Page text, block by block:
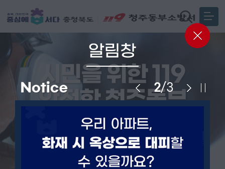
2/3
시민을 위한 119
안전한 청주동부
청주동부소방서는 항상 여러분 곁에 있습니다.
충청북도 안전체험관 예약